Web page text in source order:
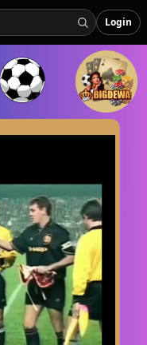
Login